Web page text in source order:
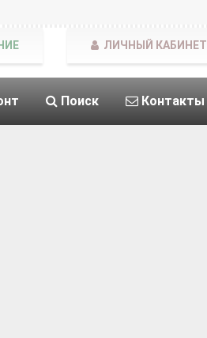
Поиск Контакты
ЛИЧНЫЙ КАБИНЕТ